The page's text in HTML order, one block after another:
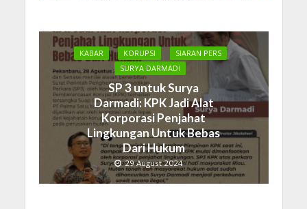
KABAR KORUPSI
SIARAN PERS
SURYA DARMADI
SP 3 untuk Surya
Darmadi: KPK Jadi Alat
Korporasi Penjahat
Lingkungan Untuk Bebas
Dari Hukum
29 August 2024